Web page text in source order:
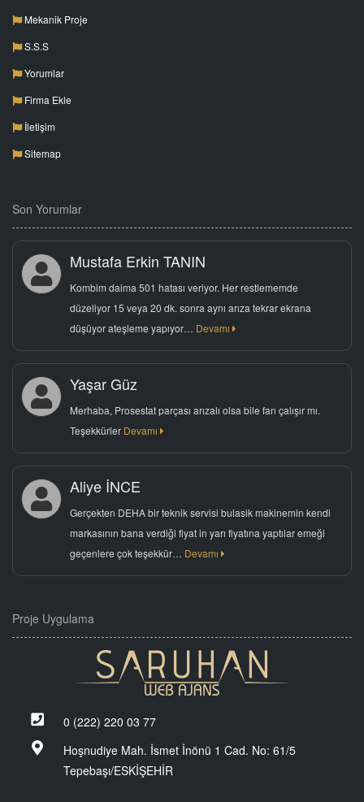
Mekanik Proje
S.S.S
Yorumlar
Firma Ekle
İletişim
Sitemap
Son Yorumlar
Mustafa Erkin TANIN
Kombim daima 501 hatası veriyor. Her restlememde
düzeliyor 15 veya 20 dk. sonra aynı arıza tekrar ekrana
düşüyor ateşleme yapıyor… Devamı
Yaşar Güz
Merhaba, Prosestat parçası arızalı olsa bile fan çalışır mı.
Teşekkürler Devamı
Aliye İNCE
Gerçekten DEHA bir teknik servisi bulasik makinemin kendi
markasının bana verdiği fiyat in yarı fiyatına yaptılar emeği
geçenlere çok teşekkür… Devamı
Proje Uygulama
0 (222) 220 03 77
Hoşnudiye Mah. İsmet İnönü 1 Cad. No: 61/5
Tepebaşı/ESKİŞEHİR